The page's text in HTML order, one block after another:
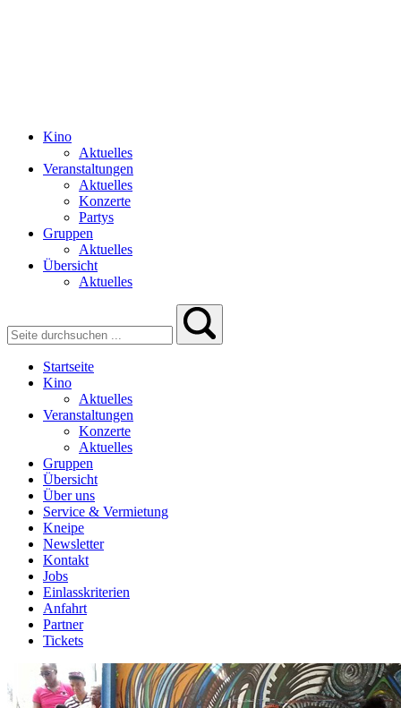
Kino
Aktuelles
Veranstaltungen
Aktuelles
Konzerte
Partys
Gruppen
Aktuelles
Übersicht
Aktuelles
Startseite
Kino
Aktuelles
Veranstaltungen
Konzerte
Aktuelles
Gruppen
Übersicht
Über uns
Service & Vermietung
Kneipe
Newsletter
Kontakt
Jobs
Einlasskriterien
Anfahrt
Partner
Tickets